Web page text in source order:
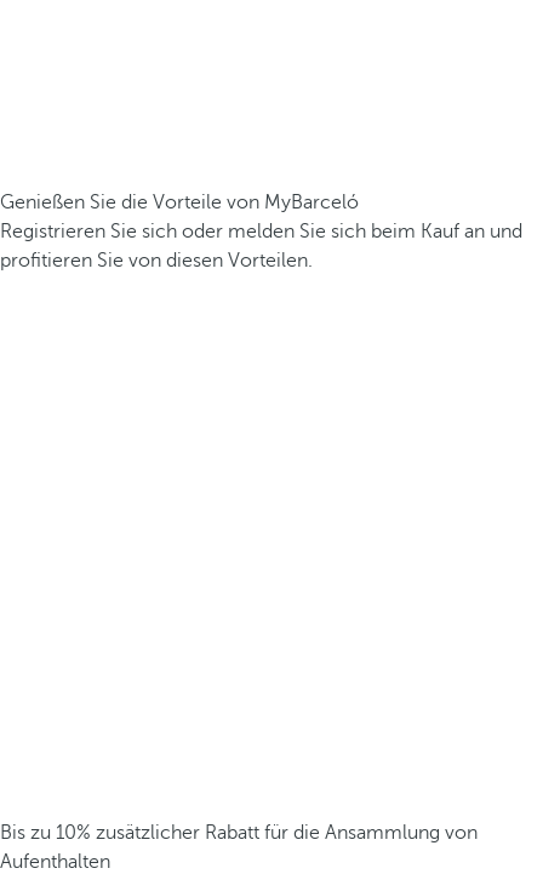
Genießen Sie die Vorteile von MyBarceló
Registrieren Sie sich oder melden Sie sich beim Kauf an und
profitieren Sie von diesen Vorteilen.
Bis zu 10% zusätzlicher Rabatt für die Ansammlung von
Aufenthalten